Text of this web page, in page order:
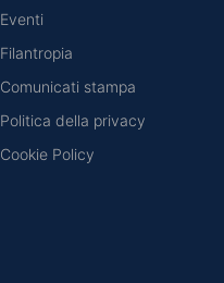
Eventi
Filantropia
Comunicati stampa
Politica della privacy
Cookie Policy